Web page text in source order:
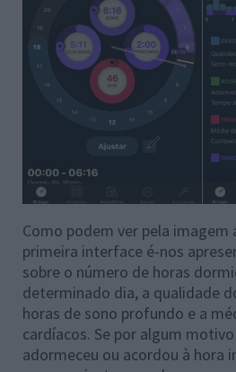
Como podem ver pela imagem
primeira interface é-nos
sobre o número de horas
determinado dia, a qualidade
horas de sono profundo e a
cardíacos. Se por algum
adormeceu ou acordou à hora